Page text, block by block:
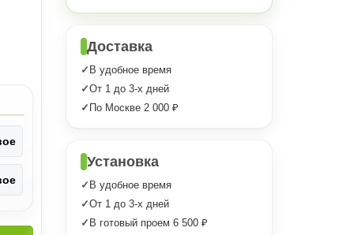
Доставка
В удобное время
От 1 до 3-х дней
По Москве 2 000 ₽
Установка
В удобное время
От 1 до 3-х дней
В готовый проем 6 500 ₽